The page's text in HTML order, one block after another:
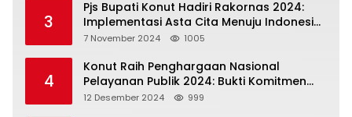
3
Pjs Bupati Konut Hadiri Rakornas 2024:
Implementasi Asta Cita Menuju Indonesia
Emas
7 November 2024 1005
4
Konut Raih Penghargaan Nasional
Pelayanan Publik 2024: Bukti Komitmen
Menuju Pelayanan Prima
12 Desember 2024 999